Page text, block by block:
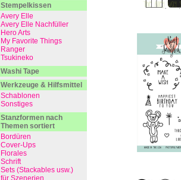
Stempelkissen
Avery Elle
Avery Elle Nachfüller
Hero Arts
My Favorite Things
Ranger
Tsukineko
Washi Tape
Werkzeuge & Hilfsmittel
Schablonen
Sonstiges
Stanzformen nach
Themen sortiert
Bordüren
Cover-Ups
Florales
Schrift
Sets (Stackables usw.)
für Szenerien